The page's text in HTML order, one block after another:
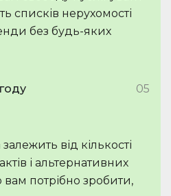
списків нерухомості
без будь-яких
05
від кількості
і альтернативних
потрібно зробити,